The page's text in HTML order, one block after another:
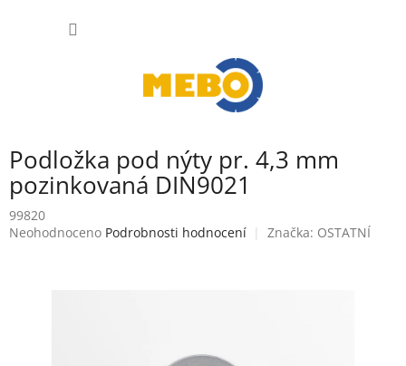
Podložka pod nýty pr. 4,3 mm
pozinkovaná DIN9021
99820
Průměrné
Neohodnoceno Podrobnosti hodnocení Značka: OSTATNÍ